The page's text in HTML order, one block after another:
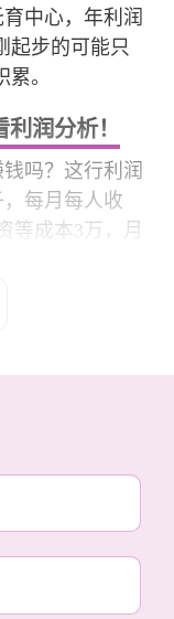
中心，年利润
起步的可能只
。
润分析！
吗？这行利润
每月每人收
等成本3万，月
是关键，别贪
机会，但得付
要包括房租、
资2万（3个老
月成本3.5万
议新手从低成
，减少风险。
资哦！